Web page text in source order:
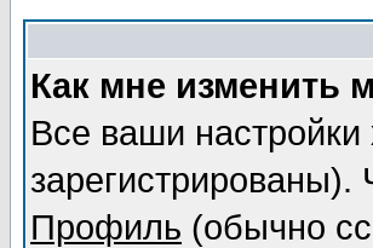
Как мне изменить
Все ваши
зарегистрированы).
Профиль (обычно